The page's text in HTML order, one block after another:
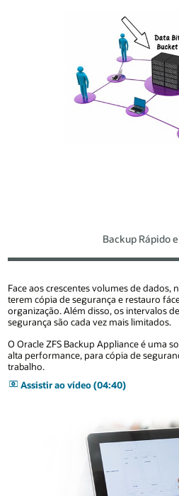
Backup Rápido
Face aos crescentes volumes de dados,
terem cópia de segurança e restauro
organização. Além disso, os intervalos
segurança são cada vez mais limitados.
O Oracle ZFS Backup Appliance é uma
alta performance, para cópia de
trabalho.
Assistir ao vídeo (04:40)